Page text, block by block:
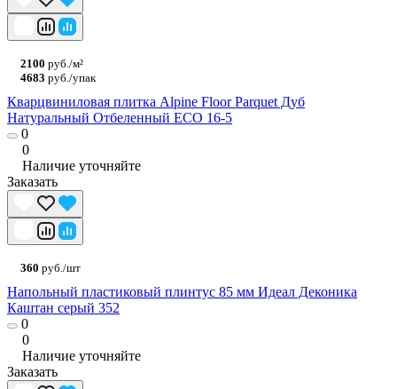
2100 руб./м²
4683 руб./упак
Кварцвиниловая плитка Alpine Floor Parquet Дуб
Натуральный Отбеленный ECO 16-5
0
0
Наличие уточняйте
Заказать
360 руб./шт
Напольный пластиковый плинтус 85 мм Идеал Деконика
Каштан серый 352
0
0
Наличие уточняйте
Заказать